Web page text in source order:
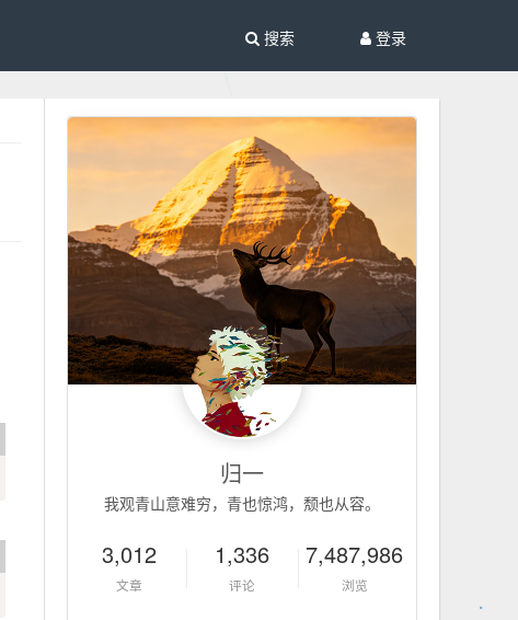
登录
搜索
归一
我观青山意难穷，青也惊鸿，颓也从容。
3,012
文章
1,336
评论
7,487,986
浏览